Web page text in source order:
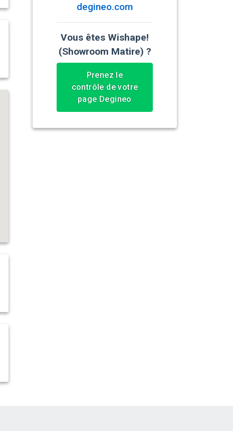
degineo.com
Vous êtes Wishape!
(Showroom Matire) ?
Prenez le
contrôle de votre
page Degineo